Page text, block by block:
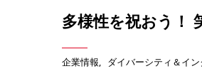
多様性を祝おう！
企業情報 ダイバーシティ＆イ